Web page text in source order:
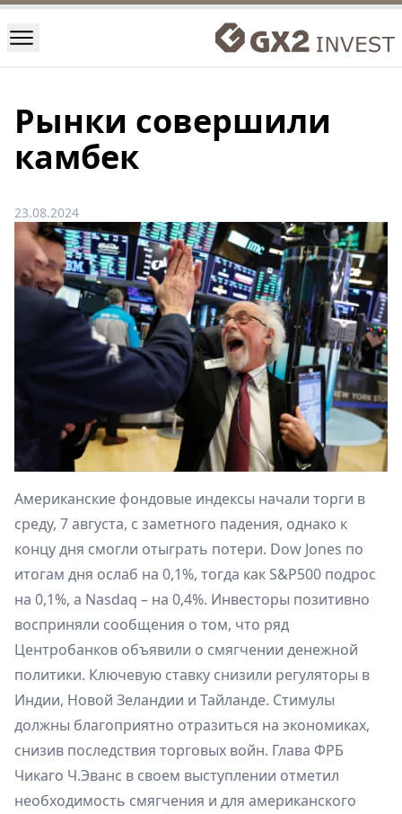
Рынки совершили
камбек
23.08.2024
Американские фондовые индексы начали торги в
среду, 7 августа, с заметного падения, однако к
концу дня смогли отыграть потери. Dow Jones по
итогам дня ослаб на 0,1%, тогда как S&P500 подрос
на 0,1%, а Nasdaq – на 0,4%. Инвесторы позитивно
восприняли сообщения о том, что ряд
Центробанков объявили о смягчении денежной
политики. Ключевую ставку снизили регуляторы в
Индии, Новой Зеландии и Тайланде. Стимулы
должны благоприятно отразиться на экономиках,
снизив последствия торговых войн. Глава ФРБ
Чикаго Ч.Эванс в своем выступлении отметил
необходимость смягчения и для американского